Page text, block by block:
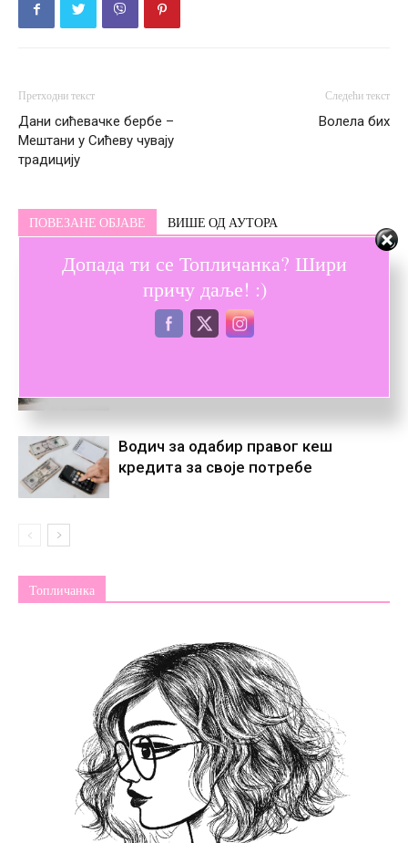
Претходни текст
Дани сићевачке бербе –
Мештани у Сићеву чувају
традицију
Следећи текст
Волела бих
ПОВЕЗАНЕ ОБЈАВЕ ВИШЕ ОД АУТОРА
Расветљени злочини – Свако, ко је
нико, једном постане некo
Водич за одабир правог кеш
кредита за своје потребе
Топличанка
Допада ти се Топличанка? Шири
причу даље! :)